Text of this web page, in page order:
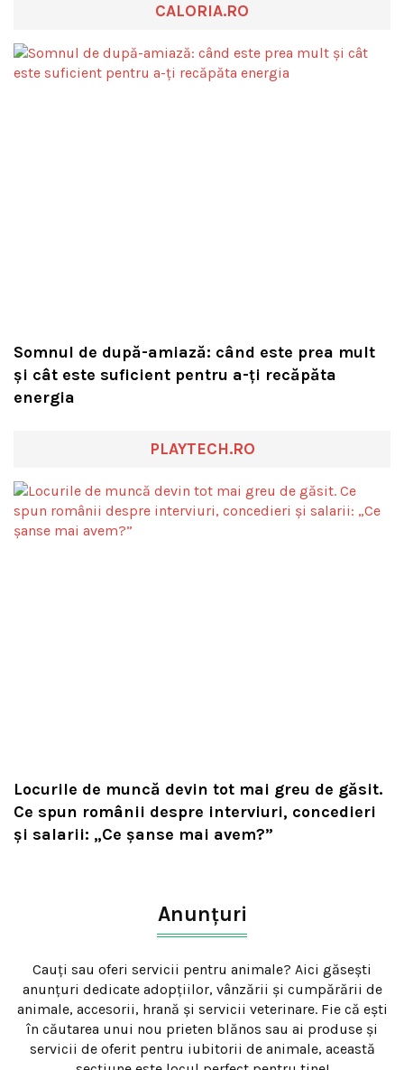
CALORIA.RO
Somnul de după-amiază: când este prea mult
și cât este suficient pentru a-ți recăpăta
energia
PLAYTECH.RO
Locurile de muncă devin tot mai greu de găsit.
Ce spun românii despre interviuri, concedieri
și salarii: „Ce șanse mai avem?”
Anunțuri
Cauți sau oferi servicii pentru animale? Aici găsești
anunțuri dedicate adopțiilor, vânzării și cumpărării de
animale, accesorii, hrană și servicii veterinare. Fie că ești
în căutarea unui nou prieten blănos sau ai produse și
servicii de oferit pentru iubitorii de animale, această